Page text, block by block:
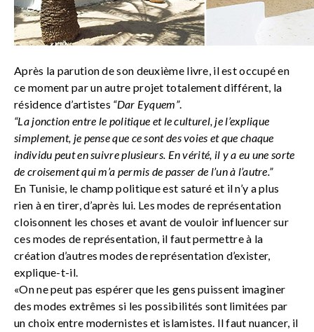
Après la parution de son deuxième livre, il est occupé en
ce moment par un autre projet totalement différent, la
résidence d’artistes “Dar Eyquem”.
“La jonction entre le politique et le culturel, je l’explique
simplement, je pense que ce sont des voies et que chaque
individu peut en suivre plusieurs. En vérité, il y a eu une sorte
de croisement qui m’a permis de passer de l’un à l’autre.”
En Tunisie, le champ politique est saturé et il n’y a plus
rien à en tirer, d’après lui. Les modes de représentation
cloisonnent les choses et avant de vouloir influencer sur
ces modes de représentation, il faut permettre à la
création d’autres modes de représentation d’exister,
explique-t-il.
«On ne peut pas espérer que les gens puissent imaginer
des modes extrêmes si les possibilités sont limitées par
un choix entre modernistes et islamistes. Il faut nuancer, il